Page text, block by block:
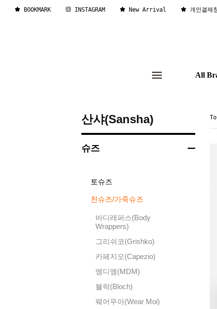
BOOKMARK INSTAGRAM New Arrival 개인결제
All
산샤(Sansha)
슈즈
토슈즈
천슈즈/가죽슈즈
바디래퍼스(Body
Wrappers)
그리쉬코(Grishko)
카페지오(Capezio)
엠디엠(MDM)
블락(Bloch)
웨어무아(Wear Moi)